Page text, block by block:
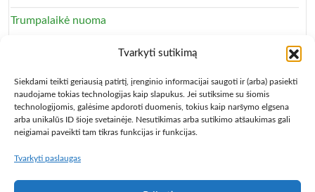
Tvarkyti sutikimą
Siekdami teikti geriausią patirtį, įrenginio informacijai saugoti ir (arba) pasiekti
naudojame tokias technologijas kaip slapukus. Jei sutiksime su šiomis
technologijomis, galėsime apdoroti duomenis, tokius kaip naršymo elgsena
arba unikalūs ID šioje svetainėje. Nesutikimas arba sutikimo atšaukimas gali
neigiamai paveikti tam tikras funkcijas ir funkcijas.
Tvarkyti paslaugas
Trumpalaikė nuoma
Copyright © 2013 – 2026